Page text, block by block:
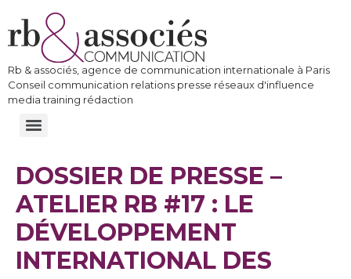
Rb & associés, agence de communication internationale à Paris
Conseil communication relations presse réseaux d'influence
media training rédaction
DOSSIER DE PRESSE –
ATELIER RB #17 : LE
DÉVELOPPEMENT
INTERNATIONAL DES